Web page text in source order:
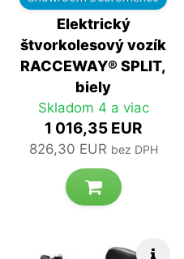
Elektrický
štvorkolesový vozík
RACCEWAY® SPLIT,
biely
Skladom 4 a viac
1 016,35 EUR
826,30 EUR bez DPH